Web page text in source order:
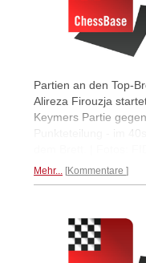
Partien an den Top-
Alireza Firouzja
Keymers Partie
Punkteteilung - im
Mehr... Kommentare